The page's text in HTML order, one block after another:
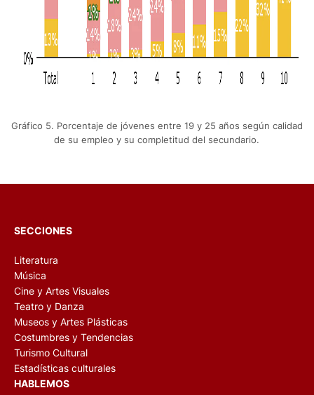
Gráfico 5. Porcentaje de jóvenes entre 19 y 25 años según calidad
de su empleo y su completitud del secundario.
SECCIONES
Literatura
Música
Cine y Artes Visuales
Teatro y Danza
Museos y Artes Plásticas
Costumbres y Tendencias
Turismo Cultural
Estadísticas culturales
HABLEMOS